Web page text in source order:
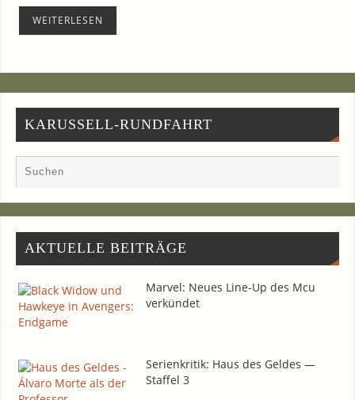
WEI­TER­LE­SEN
KARUSSELL-RUNDFAHRT
AKTU­EL­LE BEITRÄGE
Mar­vel: Neu­es Line-Up des Mcu
verkündet
Seri­en­kri­tik: Haus des Gel­des —
Staf­fel 3